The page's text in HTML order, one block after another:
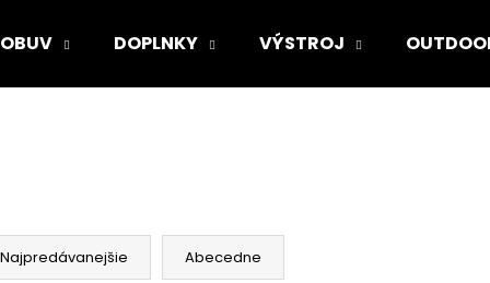
OBUV DOPLNKY VÝSTROJ
Najpredávanejšie Abecedne